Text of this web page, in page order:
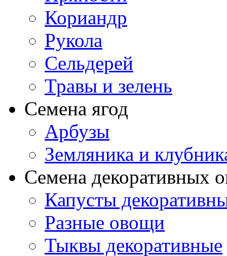
Кориандр
Рукола
Сельдерей
Травы и зелень
Семена ягод
Арбузы
Земляника и
Семена декоративных
Капусты
Разные овощи
Тыквы декоративные